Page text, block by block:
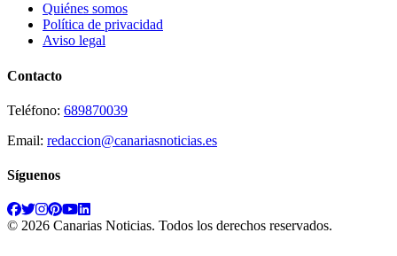
Quiénes somos
Política de privacidad
Aviso legal
Contacto
Teléfono: 689870039
Email: redaccion@canariasnoticias.es
Síguenos
© 2026 Canarias Noticias. Todos los derechos reservados.